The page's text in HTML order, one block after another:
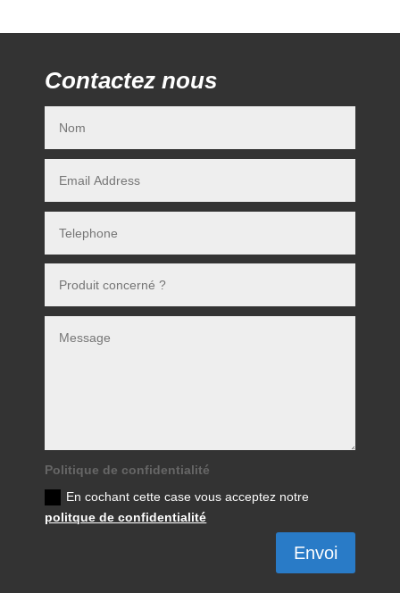
Contactez nous
Politique de confidentialité
En cochant cette case vous acceptez notre
politque de confidentialité
Envoi